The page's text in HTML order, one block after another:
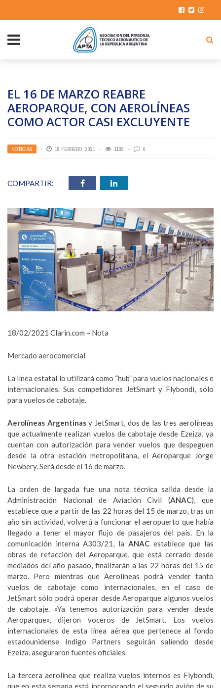
EL 16 DE MARZO REABRE
AEROPARQUE, CON AEROLÍNEAS
COMO ACTOR CASI EXCLUYENTE
NOTICIAS 18 FEBRERO, 2021 1102 0
COMPARTIR:
18/02/2021 Clarin.com – Nota
Mercado aerocomercial
La línea estatal lo utilizará como “hub” para vuelos nacionales e
internacionales. Sus competidores JetSmart y Flybondi, sólo
para vuelos de cabotaje.
Aerolíneas Argentinasy JetSmart, dos de las tres aerolíneas
que actualmente realizan vuelos de cabotaje desde Ezeiza, ya
cuentan con autorización para vender vuelos que despeguen
desde la otra estación metropolitana, el Aeroparque Jorge
Newbery. Será desde el 16 de marzo.
La orden de largada fue una nota técnica salida desde la
Administración Nacional de Aviación Civil (ANAC), que
establece que a partir de las 22 horas del 15 de marzo, tras un
año sin actividad, volverá a funcionar el aeropuerto que había
llegado a tener el mayor flujo de pasajeros del país. En la
comunicación interna A303/21, la ANACestablece que las
obras de refacción del Aeroparque, que está cerrado desde
mediados del año pasado, finalizarán a las 22 horas del 15 de
marzo. Pero mientras que Aerolíneas podrá vender tanto
vuelos de cabotaje como internacionales, en el caso de
JetSmart sólo podrá operar desde Aeroparque algunos vuelos
de cabotaje. «Ya tenemos autorización para vender desde
Aeroparque», dijeron voceros de JetSmart. Los vuelos
internacionales de esta línea aérea que pertenece al fondo
estadounidense Indigo Partners seguirán saliendo desde
Ezeiza, aseguraron fuentes oficiales.
La tercera aerolínea que realiza vuelos internos es Flybondi,
que en esta semana está incorporando el segundo avión de su